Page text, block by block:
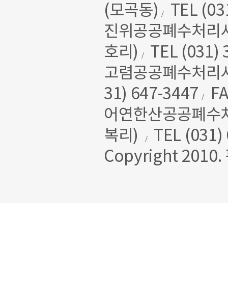
(모곡동) /
TEL
진위공공폐수처리
호리)
/
TEL (031)
고렴공공폐수처리
31) 647-3447 /
어연한산공공폐수
복리)
/
TEL
Copyright 2010.